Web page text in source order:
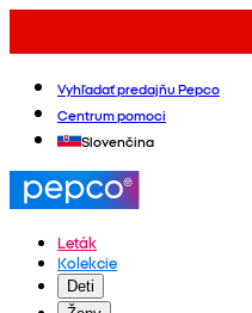
Vyhľadať predajňu Pepco
Centrum pomoci
Slovenčina
Leták
Kolekcie
Deti